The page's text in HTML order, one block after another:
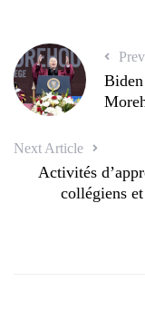
Biden
Next Article
Activités
collégiens